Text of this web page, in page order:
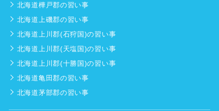
北海道樺戸郡の習い事
北海道上磯郡の習い事
北海道上川郡(石狩国)の習い事
北海道上川郡(天塩国)の習い事
北海道上川郡(十勝国)の習い事
北海道亀田郡の習い事
北海道茅部郡の習い事